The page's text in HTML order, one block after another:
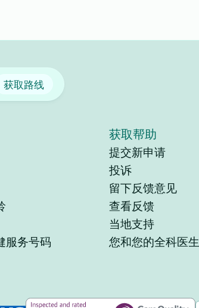
获取路线
服务号码
获取帮助
提交新申请
投诉
留下反馈意见
查看反馈
当地支持
您和您的全科医生